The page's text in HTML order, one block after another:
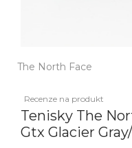
The North Face
Recenze na produkt
Tenisky The
Gtx Glacier